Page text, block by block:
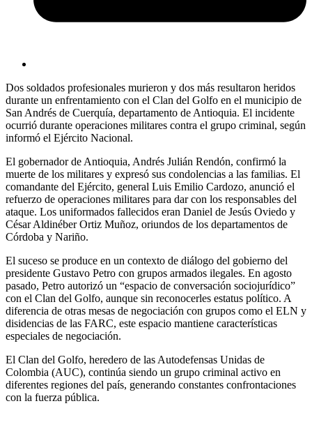
Dos soldados profesionales murieron y dos más resultaron heridos
durante un enfrentamiento con el Clan del Golfo en el municipio de
San Andrés de Cuerquía, departamento de Antioquia. El incidente
ocurrió durante operaciones militares contra el grupo criminal, según
informó el Ejército Nacional.
El gobernador de Antioquia, Andrés Julián Rendón, confirmó la
muerte de los militares y expresó sus condolencias a las familias. El
comandante del Ejército, general Luis Emilio Cardozo, anunció el
refuerzo de operaciones militares para dar con los responsables del
ataque. Los uniformados fallecidos eran Daniel de Jesús Oviedo y
César Aldinéber Ortiz Muñoz, oriundos de los departamentos de
Córdoba y Nariño.
El suceso se produce en un contexto de diálogo del gobierno del
presidente Gustavo Petro con grupos armados ilegales. En agosto
pasado, Petro autorizó un “espacio de conversación sociojurídico”
con el Clan del Golfo, aunque sin reconocerles estatus político. A
diferencia de otras mesas de negociación con grupos como el ELN y
disidencias de las FARC, este espacio mantiene características
especiales de negociación.
El Clan del Golfo, heredero de las Autodefensas Unidas de
Colombia (AUC), continúa siendo un grupo criminal activo en
diferentes regiones del país, generando constantes confrontaciones
con la fuerza pública.